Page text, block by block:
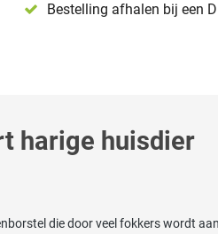
Bestelling afhalen bij een
harige huisdier
die door veel fokkers wordt